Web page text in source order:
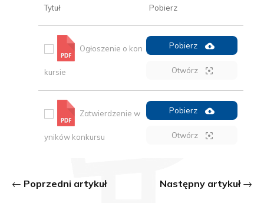
Tytuł Pobierz
Ogłoszenie o kon
kursie
Pobierz
Otwórz
Zatwierdzenie w
yników konkursu
Pobierz
Otwórz
Poprzedni artykuł Następny artykuł